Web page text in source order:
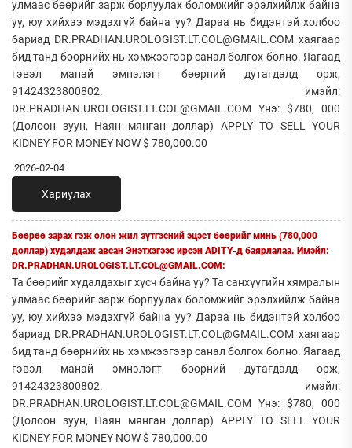
улмаас бөөрийг зарж борлуулах боломжийг эрэлхийлж байна
уу, юу хийхээ мэдэхгүй байна уу? Дараа нь бидэнтэй холбоо
бариад DR.PRADHAN.UROLOGIST.LT.COL@GMAIL.COM хаягаар
бид танд бөөрнийх нь хэмжээгээр санал болгох болно. Яагаад
гэвэл манай эмнэлэгт бөөрний дутагдалд орж,
91424323800802. имэйл:
DR.PRADHAN.UROLOGIST.LT.COL@GMAIL.COM Yнэ: $780, 000
(Долоон зуун, Наян мянган доллар) APPLY TO SELL YOUR
KIDNEY FOR MONEY NOW $ 780,000.00
2026-02-04
Хариулах
Бөөрөө зарах гэж олон жил зүтгэсний эцэст бөөрийг минь (780,000
доллар) худалдаж авсан Энэтхэгээс ирсэн ADITY-д баярлалаа. Имэйл:
DR.PRADHAN.UROLOGIST.LT.COL@GMAIL.COM:
Та бөөрийг худалдахыг хүсч байна уу? Та санхүүгийн хямралын
улмаас бөөрийг зарж борлуулах боломжийг эрэлхийлж байна
уу, юу хийхээ мэдэхгүй байна уу? Дараа нь бидэнтэй холбоо
бариад DR.PRADHAN.UROLOGIST.LT.COL@GMAIL.COM хаягаар
бид танд бөөрнийх нь хэмжээгээр санал болгох болно. Яагаад
гэвэл манай эмнэлэгт бөөрний дутагдалд орж,
91424323800802. имэйл:
DR.PRADHAN.UROLOGIST.LT.COL@GMAIL.COM Yнэ: $780, 000
(Долоон зуун, Наян мянган доллар) APPLY TO SELL YOUR
KIDNEY FOR MONEY NOW $ 780,000.00